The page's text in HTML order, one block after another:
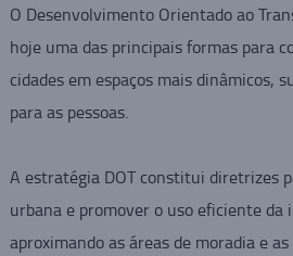
O Desenvolvimento Orientado ao
hoje uma das principais formas para
cidades em espaços mais dinâmicos,
para as pessoas.
A estratégia DOT constitui diretrizes
urbana e promover o uso eficiente
aproximando as áreas de moradia e